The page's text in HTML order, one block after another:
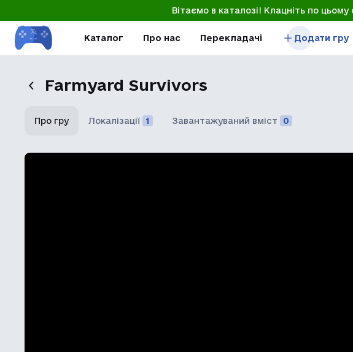
Вітаємо в каталозі! Клацніть по
Каталог Про нас Перекладачі Додати гру
Farmyard Survivors
Про гру Локалізації 1 Завантажуваний вміст 0